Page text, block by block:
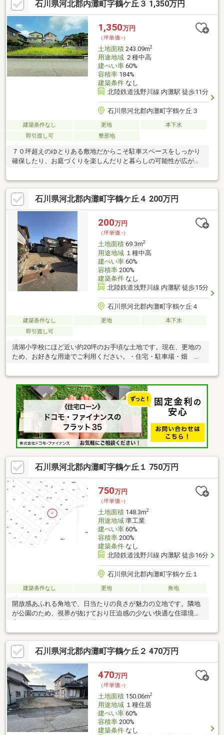
石川県河北郡内灘町字鶴ケ丘３ 1,350万円
1,350万円
（坪単価:-）
土地面積243.09m2
用途地域２種中高
建ぺい率60%
容積率184%
建築条件なし
北陸鉄道浅野川線 内灘駅 徒歩11分
石川県河北郡内灘町字鶴ケ丘３
建築条件なし 更地
本下水
即引渡し可
整形地
７０坪超えのゆとりある敷地だからこそ駐車スペースをしっかり
確保したり、お庭づくりを楽しんだりと暮らしの可能性が広がり
境。落ち着いた住宅街の中でありながらも金沢方面へのアクセス
もしやすく、通勤やお出かけも快適です。建築条件ありませんの
で、お客様らしい住まいを自由に描けるのも魅力。平屋や広々と
したリビングのある住まいなど、理想の暮らしをカタチにできま
す。お問い合わお待ちしております。 ※上下水道宅地内引込みあ
り※上水道メーター設置費用 １４，４００円（買主負担）※離隔
指導可能性あり
石川県河北郡内灘町字鶴ケ丘４ 200万円
200万円
（坪単価:-）
土地面積69.3m2
用途地域１種中高
建ぺい率60%
容積率200%
建築条件なし
北陸鉄道浅野川線 内灘駅 徒歩15分
石川県河北郡内灘町字鶴ケ丘４
建築条件なし 更地
本下水
即引渡し可
清湖小学校にほど近い約20坪のお手頃な土地です。現在、更地の
ため、お好きな用途でご利用ください。・住宅・駐車場・畑 な
石川県河北郡内灘町字鶴ケ丘１ 750万円
750万円
（坪単価:-）
土地面積148.3m2
用途地域準工業
建ぺい率60%
容積率200%
建築条件なし
北陸鉄道浅野川線 内灘駅 徒歩16分
石川県河北郡内灘町字鶴ケ丘１
建築条件なし 更地 角地
開放感あふれる角地で、日当たりの良さが魅力の立地です。隣地
が公園のため、視界が抜けており圧迫感の少ない快適な住環境が
トで、子育て世帯にもおすすめ。建物プランの自由度も高く、光
や風を取り込んだ心地よい住まいづくりが可能です。周辺は落ち
着いた住宅地で、のびのびとした暮らしを実現できそうですね。
石川県河北郡内灘町字鶴ケ丘２ 470万円
470万円
（坪単価:-）
土地面積150.06m2
用途地域１種住居
建ぺい率60%
容積率200%
建築条件なし